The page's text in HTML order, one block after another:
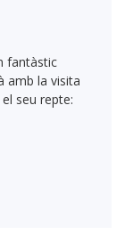
fantàstic
amb la visita
seu repte: